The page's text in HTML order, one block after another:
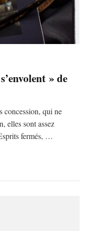
» de
concession, qui ne
elles sont assez
fermés, …